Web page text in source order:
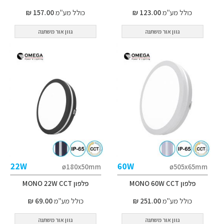
כולל מע"מ123.00 ₪
גוון אור משתנה
כולל מע"מ157.00 ₪
גוון אור משתנה
ø505x65mm
60W
פלפון MONO 60W CCT
כולל מע"מ251.00 ₪
גוון אור משתנה
ø180x50mm
22W
פלפון MONO 22W CCT
כולל מע"מ69.00 ₪
גוון אור משתנה